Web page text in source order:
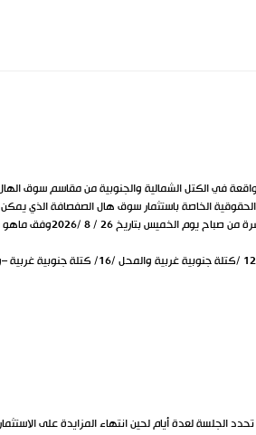
والحقوقية الخاصة باستثمار سوق هال الصفصافة الذي
الجلسة لعدة أيام لحين انتهاء المزايدة على